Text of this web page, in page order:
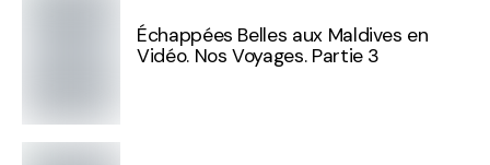
Échappées Belles aux Maldives en
Vidéo. Nos Voyages. Partie 3